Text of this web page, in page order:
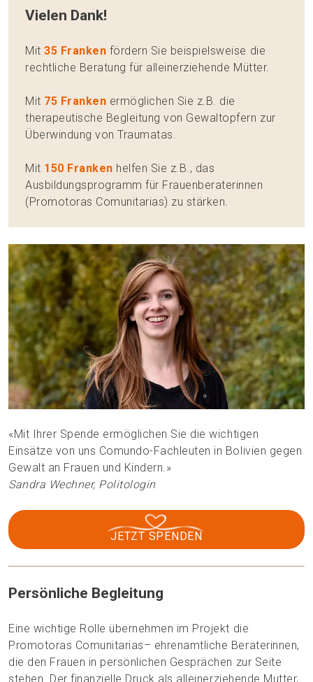
Vielen Dank!
Mit35 Franken fördern Sie beispielsweise die
rechtliche Beratung für alleinerziehende Mütter.
Mit 75 Franken ermöglichen Sie z.B. die
therapeutische Begleitung von Gewaltopfern zur
Überwindung von Traumatas.
Mit 150 Franken helfen Sie z.B., das
Ausbildungsprogramm für Frauenberaterinnen
(Promotoras Comunitarias) zu stärken.
«Mit Ihrer Spende ermöglichen Sie die wichtigen
Einsätze von uns Comundo-Fachleuten in Bolivien gegen
Gewalt an Frauen und Kindern.»
Sandra Wechner, Politologin
JETZT SPENDEN
Persönliche Begleitung
Eine wichtige Rolle übernehmen im Projekt die
Promotoras Comunitarias– ehrenamtliche Beraterinnen,
die den Frauen in persönlichen Gesprächen zur Seite
stehen. Der finanzielle Druck als alleinerziehende Mutter,